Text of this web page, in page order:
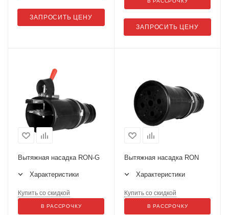
ЗАПРОСИТЬ ЦЕНУ
ЗАПРОСИТЬ ЦЕНУ
Вытяжная насадка RON-G
Характеристики
Купить со скидкой
В РАССРОЧКУ
Вытяжная насадка RON
Характеристики
Купить со скидкой
В РАССРОЧКУ